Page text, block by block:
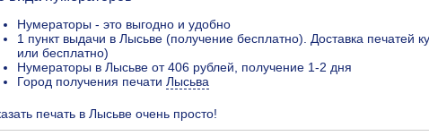
Нумераторы - это выгодно и удобно
1 пункт выдачи в Лысьве (получение бесплатно). Доставка печатей
или бесплатно)
Нумераторы в Лысьве от 406 рублей, получение 1-2 дня
Город получения печати Лысьва
печать в Лысьве очень просто!